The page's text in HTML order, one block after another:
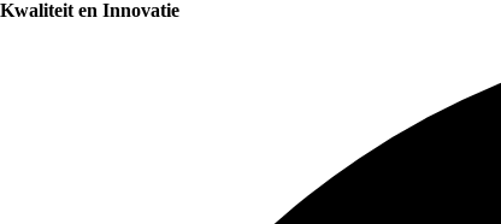
Kwaliteit en Innovatie